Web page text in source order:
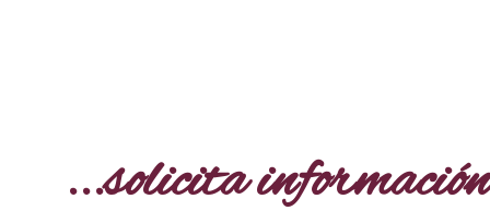
...solicita información